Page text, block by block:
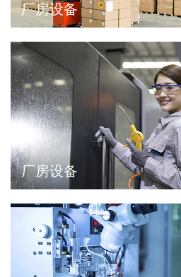
厂房设备
厂房设备